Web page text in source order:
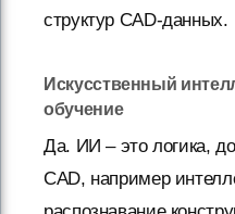
структур CAD-данных.
Искусственный
обучение
Да. ИИ – это логика,
CAD, например